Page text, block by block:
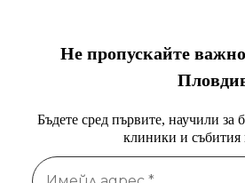
Не пропускайте
Бъдете сред първите, научили за
клиники и събития